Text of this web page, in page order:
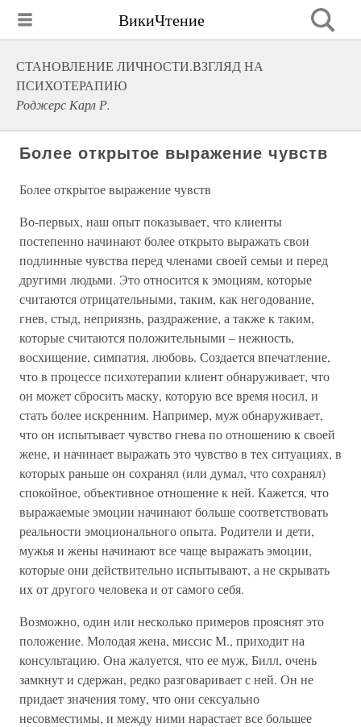
ВикиЧтение
СТАНОВЛЕНИЕ ЛИЧНОСТИ.ВЗГЛЯД НА
ПСИХОТЕРАПИЮ
Роджерс Карл Р.
Более открытое выражение чувств
Более открытое выражение чувств
Во-первых, наш опыт показывает, что клиенты
постепенно начинают более открыто выражать свои
подлинные чувства перед членами своей семьи и перед
другими людьми. Это относится к эмоциям, которые
считаются отрицательными, таким, как негодование,
гнев, стыд, неприязнь, раздражение, а также к таким,
которые считаются положительными – нежность,
восхищение, симпатия, любовь. Создается впечатление,
что в процессе психотерапии клиент обнаруживает, что
он может сбросить маску, которую все время носил, и
стать более искренним. Например, муж обнаруживает,
что он испытывает чувство гнева по отношению к своей
жене, и начинает выражать это чувство в тех ситуациях, в
которых раньше он сохранял (или думал, что сохранял)
спокойное, объективное отношение к ней. Кажется, что
выражаемые эмоции начинают больше соответствовать
реальности эмоционального опыта. Родители и дети,
мужья и жены начинают все чаще выражать эмоции,
которые они действительно испытывают, а не скрывать
их от другого человека и от самого себя.
Возможно, один или несколько примеров прояснят это
положение. Молодая жена, миссис М., приходит на
консультацию. Она жалуется, что ее муж, Билл, очень
замкнут и сдержан, редко разговаривает с ней. Он не
придает значения тому, что они сексуально
несовместимы, и между ними нарастает все большее